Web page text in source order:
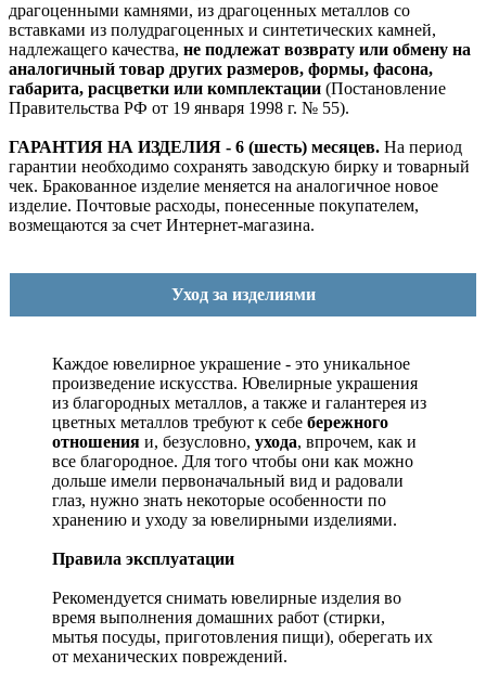
драгоценными камнями, из драгоценных металлов со
вставками из полудрагоценных и синтетических камней,
надлежащего качества, не подлежат возврату или обмену на
аналогичный товар других размеров, формы, фасона,
габарита, расцветки или комплектации (Постановление
Правительства РФ от 19 января 1998 г. № 55).
ГАРАНТИЯ НА ИЗДЕЛИЯ - 6 (шесть) месяцев. На период
гарантии необходимо сохранять заводскую бирку и товарный
чек. Бракованное изделие меняется на аналогичное новое
изделие. Почтовые расходы, понесенные покупателем,
возмещаются за счет Интернет-магазина.
Уход за изделиями
Каждое ювелирное украшение - это уникальное
произведение искусства. Ювелирные украшения
из благородных металлов, а также и галантерея из
цветных металлов требуют к себе бережного
отношения и, безусловно, ухода, впрочем, как и
все благородное. Для того чтобы они как можно
дольше имели первоначальный вид и радовали
глаз, нужно знать некоторые особенности по
хранению и уходу за ювелирными изделиями.
Правила эксплуатации
Рекомендуется снимать ювелирные изделия во
время выполнения домашних работ (стирки,
мытья посуды, приготовления пищи), оберегать их
от механических повреждений.